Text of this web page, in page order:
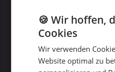
🍪 Wir hoffen,
Cookies
Wir verwenden
Website optimal zu